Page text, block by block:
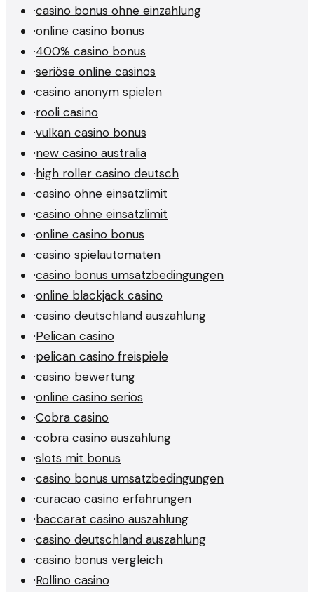
·casino bonus ohne einzahlung
·online casino bonus
·400% casino bonus
·seriöse online casinos
·casino anonym spielen
·rooli casino
·vulkan casino bonus
·new casino australia
·high roller casino deutsch
·casino ohne einsatzlimit
·casino ohne einsatzlimit
·online casino bonus
·casino spielautomaten
·casino bonus umsatzbedingungen
·online blackjack casino
·casino deutschland auszahlung
·Pelican casino
·pelican casino freispiele
·casino bewertung
·online casino seriös
·Cobra casino
·cobra casino auszahlung
·slots mit bonus
·casino bonus umsatzbedingungen
·curacao casino erfahrungen
·baccarat casino auszahlung
·casino deutschland auszahlung
·casino bonus vergleich
·Rollino casino